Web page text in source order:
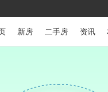
新房 二手房 资讯